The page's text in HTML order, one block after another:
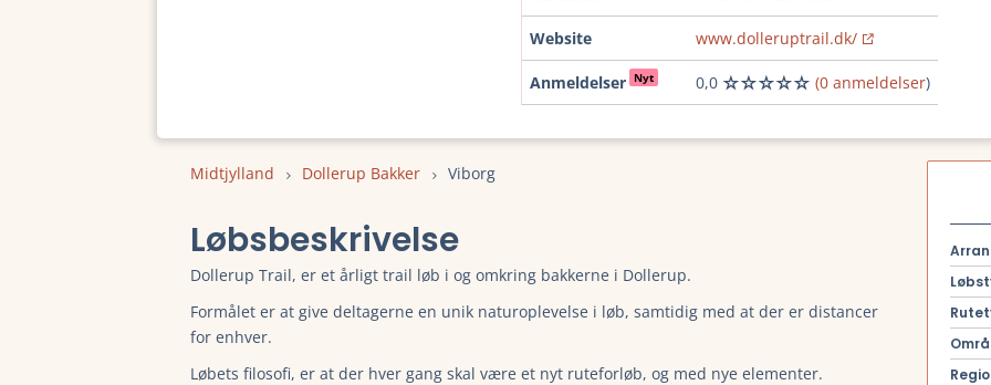
Website www.dolleruptrail.dk/
Anmeldelser Nyt 0,0 (0 anmeldelser)
Midtjylland Dollerup Bakker Viborg
Løbsbeskrivelse
Dollerup Trail, er et årligt trail løb i og omkring bakkerne i Dollerup.
Formålet er at give deltagerne en unik naturoplevelse i løb, samtidig med at der er distancer
for enhver.
Løbets filosofi, er at der hver gang skal være et nyt ruteforløb, og med nye elementer.